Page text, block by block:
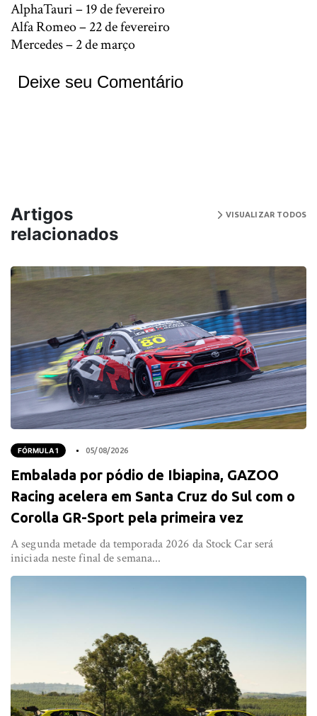
AlphaTauri – 19 de fevereiro
Alfa Romeo – 22 de fevereiro
Mercedes – 2 de março
Deixe seu Comentário
Artigos
relacionados
VISUALIZAR TODOS
FÓRMULA 1 05/08/2026
Embalada por pódio de Ibiapina, GAZOO
Racing acelera em Santa Cruz do Sul com o
Corolla GR-Sport pela primeira vez
A segunda metade da temporada 2026 da Stock Car será
iniciada neste final de semana...